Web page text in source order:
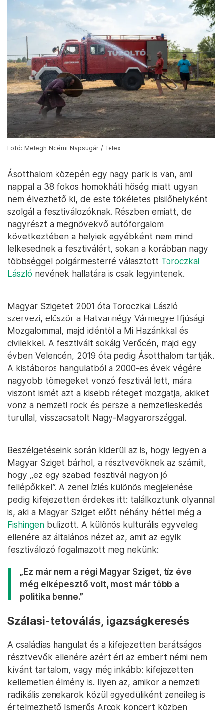
Fotó: Melegh Noémi Napsugár / Telex
Ásotthalom közepén egy nagy park is van, ami
nappal a 38 fokos homokháti hőség miatt ugyan
nem élvezhető ki, de este tökéletes pisilőhelyként
szolgál a fesztiválozóknak. Részben emiatt, de
nagyrészt a megnövekvő autóforgalom
következtében a helyiek egyébként nem mind
lelkesednek a fesztiválért, sokan a korábban nagy
többséggel polgármesterré választott Toroczkai
László nevének hallatára is csak legyintenek.
Magyar Szigetet 2001 óta Toroczkai László
szervezi, először a Hatvannégy Vármegye Ifjúsági
Mozgalommal, majd idéntől a Mi Hazánkkal és
civilekkel. A fesztivált sokáig Verőcén, majd egy
évben Velencén, 2019 óta pedig Ásotthalom tartják.
A kistáboros hangulatból a 2000-es évek végére
nagyobb tömegeket vonzó fesztivál lett, mára
viszont ismét azt a kisebb réteget mozgatja, akiket
vonz a nemzeti rock és persze a nemzetieskedés
turullal, visszacsatolt Nagy-Magyarországgal.
Beszélgetéseink során kiderül az is, hogy legyen a
Magyar Sziget bárhol, a résztvevőknek az számít,
hogy „ez egy szabad fesztivál nagyon jó
fellépőkkel”. A zenei ízlés különös megjelenése
pedig kifejezetten érdekes itt: találkoztunk olyannal
is, aki a Magyar Sziget előtt néhány héttel még a
Fishingen bulizott. A különös kulturális egyveleg
ellenére az általános nézet az, amit az egyik
fesztiválozó fogalmazott meg nekünk:
„Ez már nem a régi Magyar Sziget, tíz éve
még elképesztő volt, most már több a
politika benne.”
Szálasi-tetoválás, igazságkeresés
A családias hangulat és a kifejezetten barátságos
résztvevők ellenére azért éri az embert némi nem
kívánt tartalom, vagy még inkább: kifejezetten
kellemetlen élmény is. Ilyen az, amikor a nemzeti
radikális zenekarok közül egyedüliként zeneileg is
értelmezhető Ismerős Arcok koncert közben